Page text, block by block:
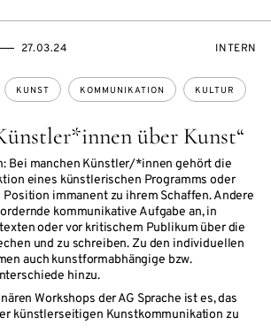
über Kunst“
Bei manchen Künstler/*innen gehört die
eines künstlerischen Programms oder
immanent zu ihrem Schaffen. Andere
kommunikative Aufgabe an, in
oder vor kritischem Publikum über die
und zu schreiben. Zu den individuellen
auch kunstformabhängige bzw.
hinzu.
Workshops der AG Sprache ist es, das
künstlerseitigen Kunstkommunikation zu
KUNST KOMMUNIKATION KULTUR
27.03.24 INTERN